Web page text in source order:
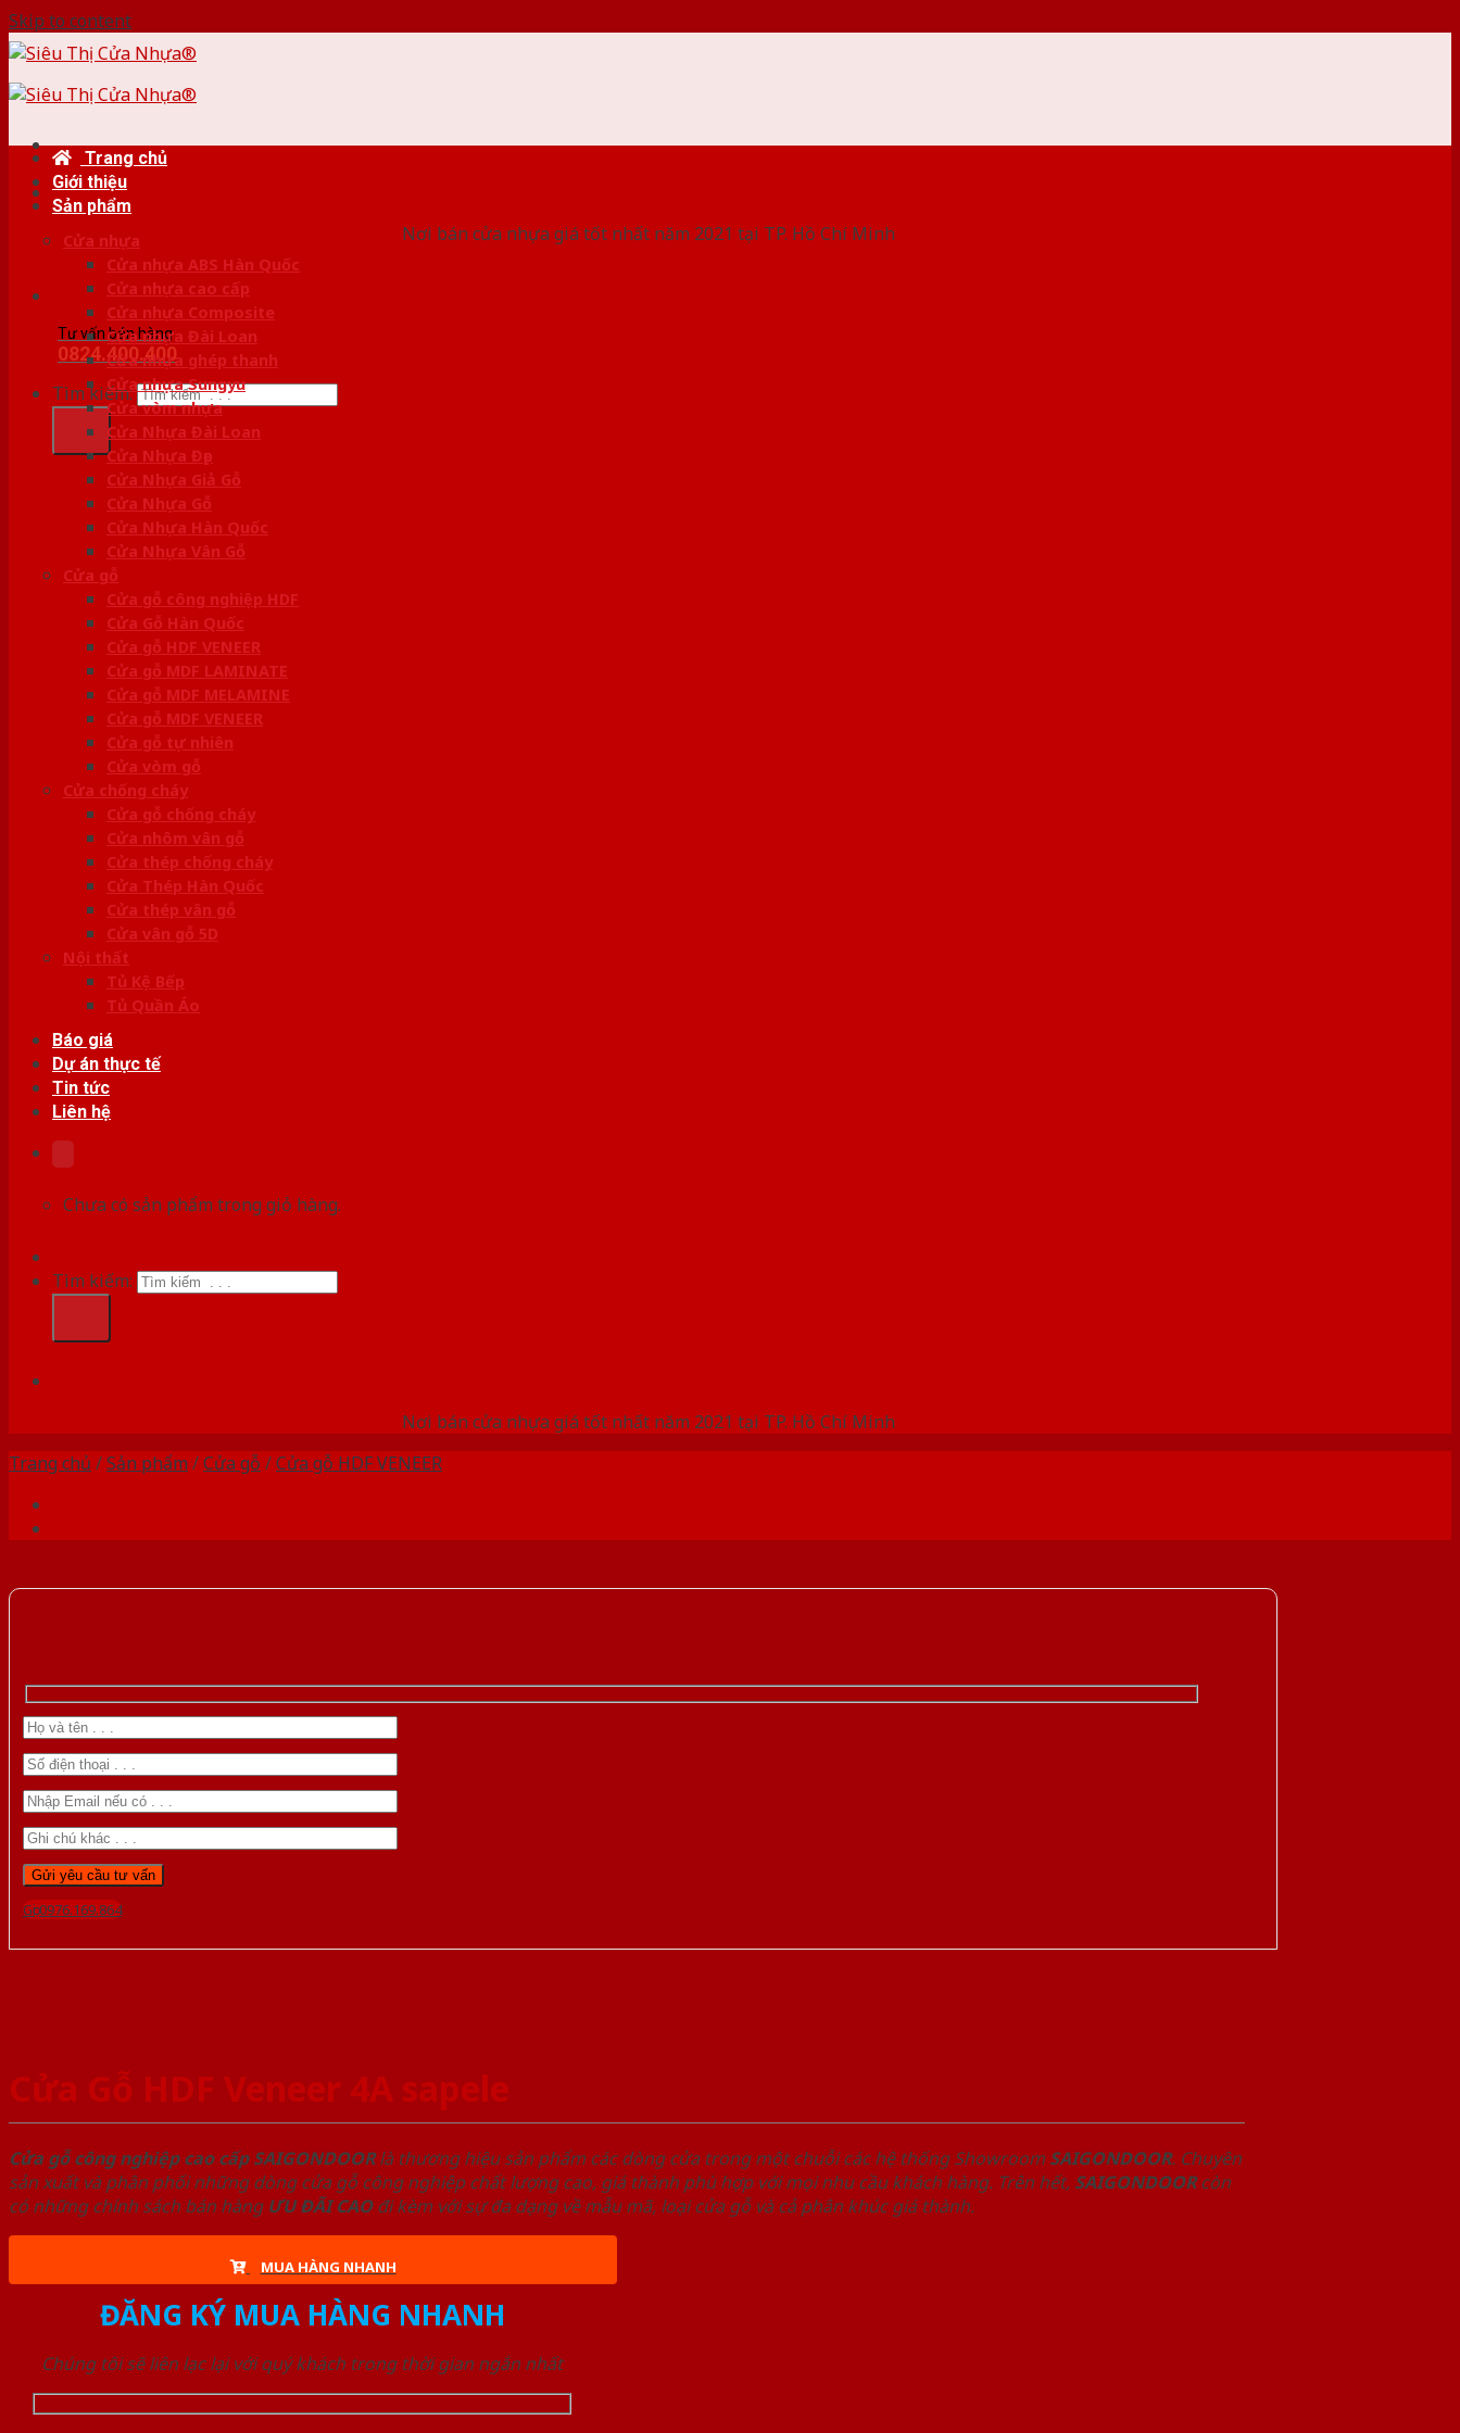
Skip to content
Nơi bán cửa nhựa giá tốt nhất năm 2021 tại TP. Hồ Chí Minh
Tư vấn bán hàng
0824.400.400
Tìm kiếm:
Trang chủ
Giới thiệu
Sản phẩm
Cửa nhựa
Cửa nhựa ABS Hàn Quốc
Cửa nhựa cao cấp
Cửa nhựa Composite
Cửa nhựa Đài Loan
Cửa nhựa ghép thanh
Cửa nhựa Sungyu
Cửa vòm nhựa
Cửa Nhựa Đài Loan
Cửa Nhựa Đẹp
Cửa Nhựa Giả Gỗ
Cửa Nhựa Gỗ
Cửa Nhựa Hàn Quốc
Cửa Nhựa Vân Gỗ
Cửa gỗ
Cửa gỗ công nghiệp HDF
Cửa Gỗ Hàn Quốc
Cửa gỗ HDF VENEER
Cửa gỗ MDF LAMINATE
Cửa gỗ MDF MELAMINE
Cửa gỗ MDF VENEER
Cửa gỗ tự nhiên
Cửa vòm gỗ
Cửa chống cháy
Cửa gỗ chống cháy
Cửa nhôm vân gỗ
Cửa thép chống cháy
Cửa Thép Hàn Quốc
Cửa thép vân gỗ
Cửa vân gỗ 5D
Nội thất
Tủ Kệ Bếp
Tủ Quần Áo
Báo giá
Dự án thực tế
Tin tức
Liên hệ
Chưa có sản phẩm trong giỏ hàng.
Tìm kiếm:
Nơi bán cửa nhựa giá tốt nhất năm 2021 tại TP. Hồ Chí Minh
Trang chủ /Sản phẩm /Cửa gỗ /Cửa gỗ HDF VENEER
Gọi 0976.169.864
Cửa Gỗ HDF Veneer 4A sapele
Cửa gỗ công nghiệp cao cấp SAIGONDOORlà thương hiệu sản phẩm các dòng cửa trong một chuỗi các hệ thống Showroom SAIGONDOOR. Chuyên
sản xuất và phân phối những dòng cửa gỗ công nghiệp chất lượng cao, giá thành phù hợp với mọi nhu cầu khách hàng. Trên hết, SAIGONDOORcòn
có những chính sách bán hàng ƯU ĐÃI CAOđi kèm với sự đa dạng về mẫu mã, loại cửa gỗ và cả phân khúc giá thành.
MUA HÀNG NHANH
ĐĂNG KÝ MUA HÀNG NHANH
Chúng tôi sẽ liên lạc lại với quý khách trong thời gian ngắn nhất